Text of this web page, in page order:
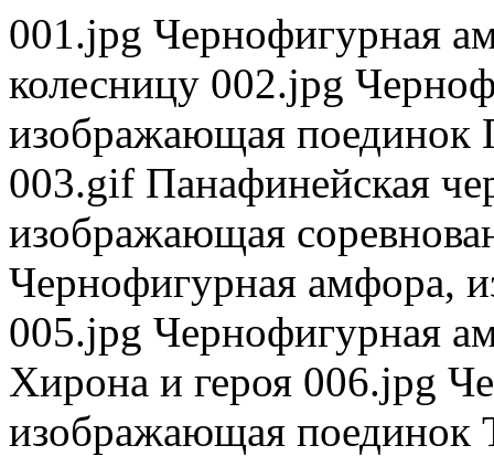
001.jpg Чернофигурная
колесницу 002.jpg
изображающая поединок
003.gif Панафинейская
изображающая
Чернофигурная амфора,
005.jpg Чернофигурная
Хирона и героя 006.jpg
изображающая поединок